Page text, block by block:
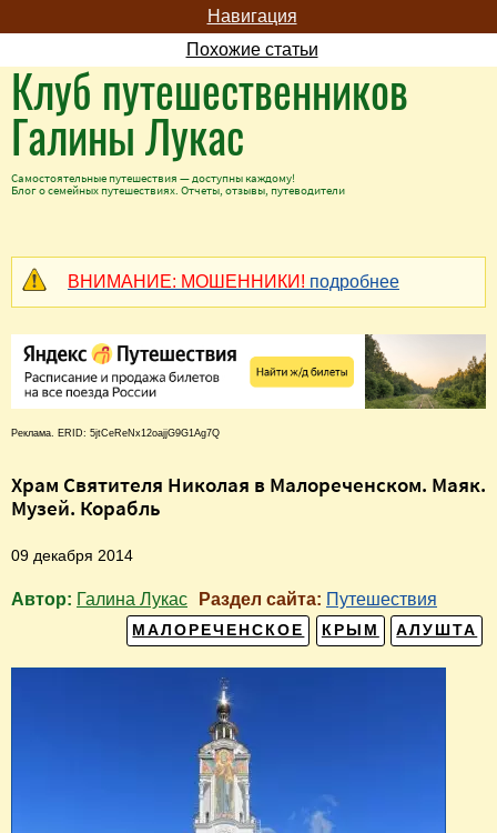
Навигация
Похожие статьи
Клуб путешественников
Галины Лукас
Самостоятельные путешествия — доступны каждому!
Блог о семейных путешествиях. Отчеты, отзывы, путеводители
ВНИМАНИЕ: МОШЕННИКИ! подробнее
Реклама. ERID: 5jtCeReNx12oajjG9G1Ag7Q
Храм Святителя Николая в Малореченском. Маяк.
Музей. Корабль
09 декабря 2014
Автор: Галина Лукас Раздел сайта: Путешествия
АЛУШТА
КРЫМ
МАЛОРЕЧЕНСКОЕ